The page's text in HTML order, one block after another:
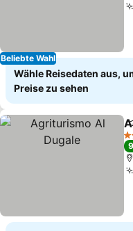
Beliebte Wahl
Wähle Reisedaten aus,
Preise zu sehen
4